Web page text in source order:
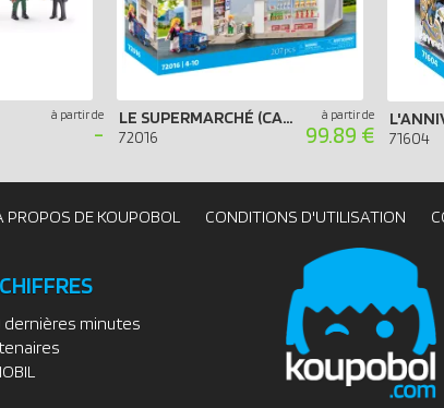
à partir de
-
LE SUPERMARCHÉ (CARREFOUR)
72016
à partir de
99.89 € 71604
PROPOS DE KOUPOBOL CONDITIONS D'UTILISATION
dernières minutes